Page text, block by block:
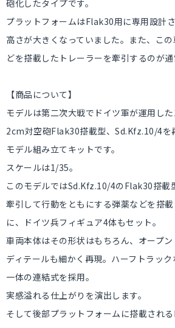
砲化したタイプです。
プラットフォームはFlak30用に専用設計
高さが大きくなっていました。また、こ
どを搭載したトレーラーを牽引するのが通
【商品について】
モデルは第二次大戦でドイツ軍が運用し
2cm対空砲Flak30搭載型、Sd.Kfz.10/4を
モデル組み立てキットです。
スケールは1/35。
このモデルではSd.Kfz.10/4のFlak30搭載
牽引して行動をともにする弾薬などを搭
に、ドイツ兵フィギュア4体もセット。
車両本体はその形状はもちろん、オープ
ディテールも細かく再現。ハーフトラッ
一体の連結式を採用。
実感溢れる仕上がりを演出します。
そして後部プラットフォームに搭載され